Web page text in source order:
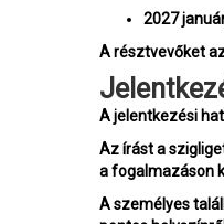
2027
A résztvevőket
A jelentkezési
Az írást a
a fogalmazáson
A személyes